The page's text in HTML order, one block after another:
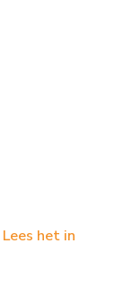
Lees het in